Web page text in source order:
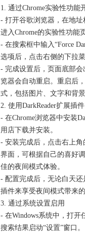
1. 通过Chrome实验性功能
- 打开谷歌浏览器，在地址
进入Chrome的实验性功能
- 在搜索框中输入“Force
选项后，点击右侧的下拉菜
- 完成设置后，页面底部会
览器会自动重启。重启后
式，包括图片、文字和背
2. 使用DarkReader扩展插件
- 在Chrome浏览器中安装
用店下载并安装。
- 安装完成后，点击右上角
界面，可根据自己的喜好
佳的夜间模式体验。
- 配置完成后，无论白天
插件来享受夜间模式带来
3. 通过系统设置启用
- 在Windows系统中，打开
搜索结果启动“设置”窗口。